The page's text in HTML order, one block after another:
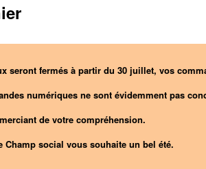
seront fermés à partir du 30 juillet, vos
numériques ne sont évidemment pas
de votre compréhension.
Champ social vous souhaite un bel été.